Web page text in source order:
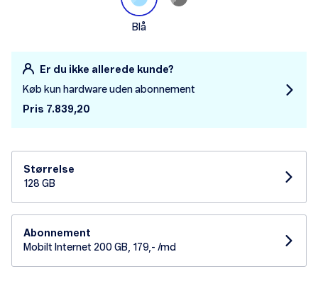
Blå
Er du ikke allerede kunde?
Køb kun hardware uden abonnement
Pris 7.839,20
Størrelse
128 GB
Abonnement
Mobilt Internet 200 GB, 179,- /md